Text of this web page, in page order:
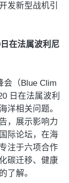
发新型战机引
在法属波利尼
会（Blue Clim
日在法属波利
洋相关问题。
，展示影响力
际论坛，在海
注于六项合作
碳迁移、健康
了解。